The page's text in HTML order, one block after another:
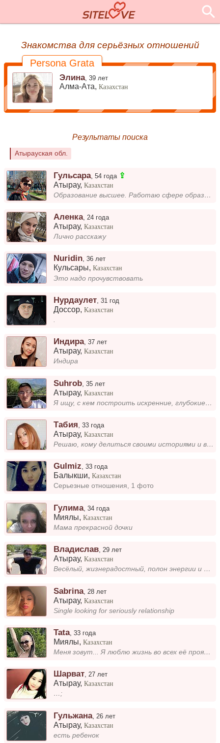
Знакомства для серьёзных отношений
Persona Grata
Элина,39 лет
Алма-Ата,Казахстан
Результаты поиска
Атырауская обл.
Гульсара,54 года ⇪
Атырау,Казахстан
Образование высшее. Работаю сфере образования. Разведена. Есть двое дети. Ищу спутника жизни. Прошу людей курящих и пью...
Аленка, 24 года
Атырау,Казахстан
Лично расскажу
Nuridin,36 лет
Кульсары,Казахстан
Это надо прочувствовать
Нурдаулет ,31 год
Доссор,Казахстан
Индира,37 лет
Атырау,Казахстан
Индира
Suhrob ,35 лет
Атырау,Казахстан
Я ищу, с кем построить искренние, глубокие отношения. Важно для меня — взаимное доверие, поддержка и возможность делитьс...
Табия ,33 года
Атырау,Казахстан
Решаю, кому делиться своими историями и впечатлениями — только тем, кто действительно интересен и важен для меня....
Gulmiz,33 года
Балыкши,Казахстан
Серьезные отношения, 1 фото
Гулима,34 года
Миялы,Казахстан
Мама прекрасной дочки
Владислав 29 лет
Атырау,Казахстан
Весёлый, жизнерадостный, полон энергии и некуда деть. Высокий потенциал, что нужно помочь раскрыть, с помощью лучика све...
Sabrina, 28 лет
Атырау,Казахстан
Single looking for seriously relationship
Tata,33 года
Миялы,Казахстан
Меня зовут... Я люблю жизнь во всех её проявлениях: от спокойных вечеров с книгой до активных выходных на природе. Всегд...
Шарват,27 лет
Атырау,Казахстан
…;
Гульжана, 26 лет
Атырау,Казахстан
есть ребенок